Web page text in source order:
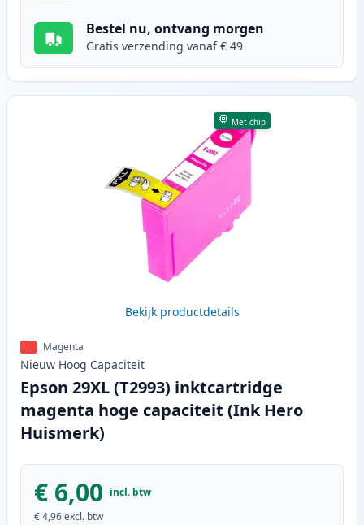
Bestel nu, ontvang morgen
Gratis verzending vanaf € 49
Met chip
Bekijk productdetails
Magenta
Nieuw Hoog Capaciteit
Epson 29XL (T2993) inktcartridge
magenta hoge capaciteit (Ink Hero
Huismerk)
€ 6,00 incl. btw
€ 4,96excl. btw